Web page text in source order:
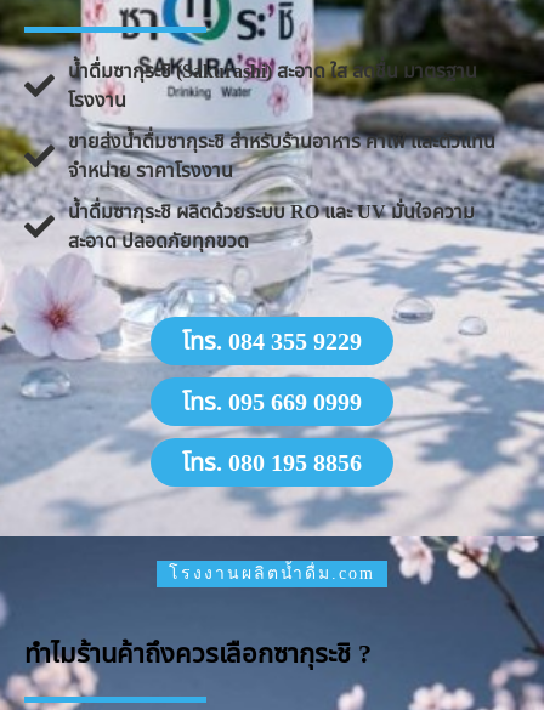
น้ำดื่มซากุระชิ (Sakurashi) สะอาด ใส สดชื่น มาตรฐาน
โรงงาน
ขายส่งน้ำดื่มซากุระชิ สำหรับร้านอาหาร คาเฟ่ และตัวแทน
จำหน่าย ราคาโรงงาน
น้ำดื่มซากุระชิ ผลิตด้วยระบบ RO และ UV มั่นใจความ
สะอาด ปลอดภัยทุกขวด
โทร. 084 355 9229
โทร. 095 669 0999
โทร. 080 195 8856
โรงงานผลิตน้ำดื่ม.com
ทำไมร้านค้าถึงควรเลือกซากุระชิ ?